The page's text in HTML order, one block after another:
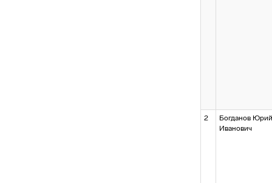
2
Богданов Юрий
Иванович